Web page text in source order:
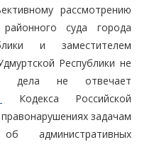
рассмотрению
суда города
и заместителем
Республики не
дела не отвечает
Кодекса Российской
задачам
административных